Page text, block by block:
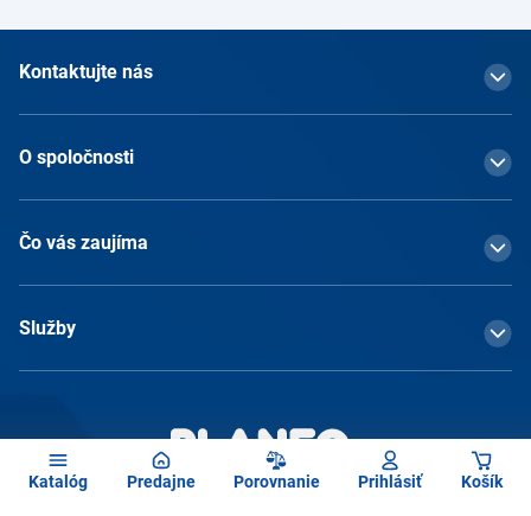
Katalóg Predajne Porovnanie Prihlásiť Košík
Kontaktujte nás
O spoločnosti
Čo vás zaujíma
Služby